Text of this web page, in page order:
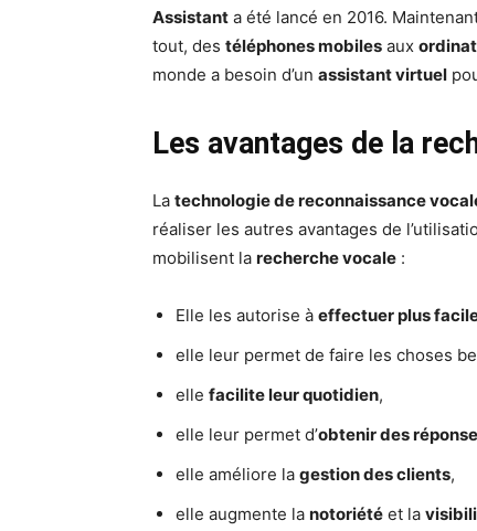
Assistant a été lancé en 2016.
tout, des téléphones mobiles aux
monde a besoin d’un assistant virtuel
Les avantages de la
La technologie de reconnaissance
réaliser les autres avantages de
mobilisent la recherche vocale :
Elle les autorise à effectuer plus
elle leur permet de faire les choses
elle facilite leur quotidien,
elle leur permet d’obtenir des
elle améliore la gestion des clients,
elle augmente la notoriété et la